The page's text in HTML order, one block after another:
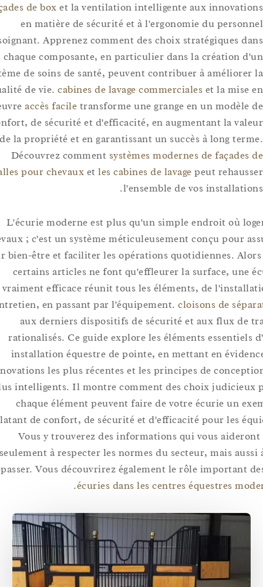
façades de boxet la ventilation intelligente aux
en matière de sécurité et à l'ergonomie du
soignant. Apprenez comment des choix stratégiques
chaque composante, en particulier dans la création
système de soins de santé, peuvent contribuer à
qualité de vie.cabines de lavage commercialeset la
œuvreaccès faciletransforme une grange en un
confort, de sécurité et d'efficacité, en augmentant la
de la propriété et en garantissant un succès à long
Découvrez commentsystèmes modernes de
stalles pour chevauxetles cabines de lavagepeut
l'ensemble de vos
L'écurie moderne est plus qu'un simple endroit où
chevaux ; c'est un système méticuleusement conçu
leur bien-être et faciliter les opérations quotidiennes.
certains articles ne font qu'effleurer la surface,
vraiment efficace réunit tous les éléments, de
l'entretien, en passant par l'équipement.cloisons de
aux derniers dispositifs de sécurité et aux flux
rationalisés. Ce guide explore les éléments
installation équestre de pointe, en mettant en
innovations les plus récentes et les principes de
plus intelligents. Il montre comment des choix
chaque élément peuvent faire de votre écurie un
éclatant de confort, de sécurité et d'efficacité pour les
Vous y trouverez des informations qui vous
seulement à respecter les normes du secteur, mais
dépasser. Vous découvrirez également le rôle
écuries dans les centres équestres
.